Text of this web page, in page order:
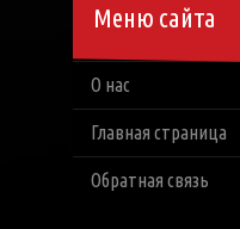
Меню сайта
О нас
Главная страница
Обратная связь